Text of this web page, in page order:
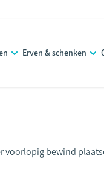
Erven & schenken
voorlopig bewind